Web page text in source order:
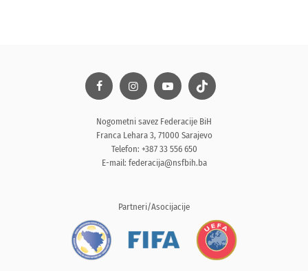
Nogometni savez Federacije BiH
Franca Lehara 3, 71000 Sarajevo
Telefon: +387 33 556 650
E-mail: federacija@nsfbih.ba
Partneri/Asocijacije